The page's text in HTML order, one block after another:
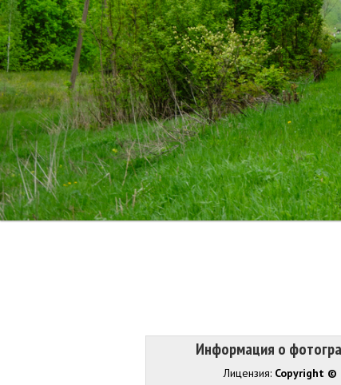
Информация о
Лицензия: Copyright ©